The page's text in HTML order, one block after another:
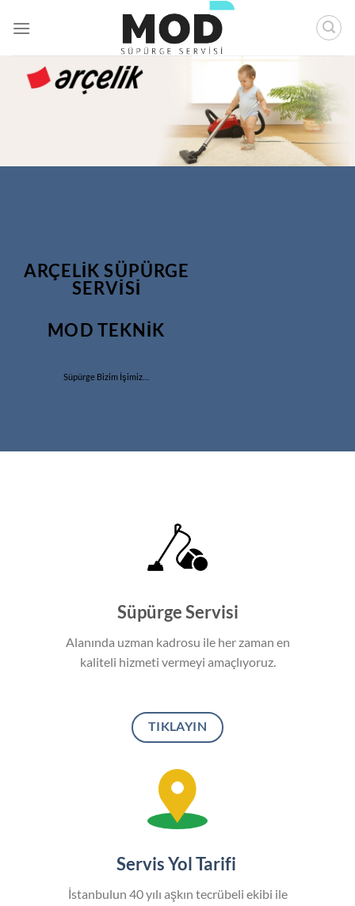
atla
ARÇELIK SÜPÜRGE
SERVİSİ
MOD TEKNİK
Süpürge Bizim İşimiz…
Süpürge Servisi
Alanında uzman kadrosu ile her zaman en
kaliteli hizmeti vermeyi amaçlıyoruz.
TIKLAYIN
Servis Yol Tarifi
İstanbulun 40 yılı aşkın tecrübeli ekibi ile